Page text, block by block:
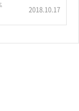
2018.10.17